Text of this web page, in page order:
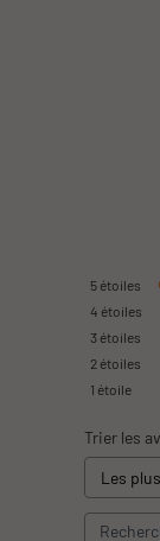
5 étoiles
4 étoiles
3 étoiles
2 étoiles
1 étoile
Trier les